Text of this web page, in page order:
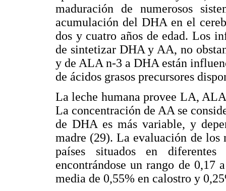
maduración de numerosos
acumulación del DHA en el
dos y cuatro años de edad. Los
de sintetizar DHA y AA, no
y de ALA n-3 a DHA están
de ácidos grasos precursores
La leche humana provee LA,
La concentración de AA se
de DHA es más variable, y
madre (29). La evaluación de los
países situados en
encontrándose un rango de 0,17
media de 0,55% en calostro y